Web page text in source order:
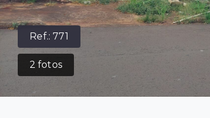
Ref.:771
2 fotos